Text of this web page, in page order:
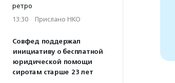
ретро
13:30 · Прислано НКО
Совфед поддержал
инициативу о бесплатной
юридической помощи
сиротам старше 23 лет